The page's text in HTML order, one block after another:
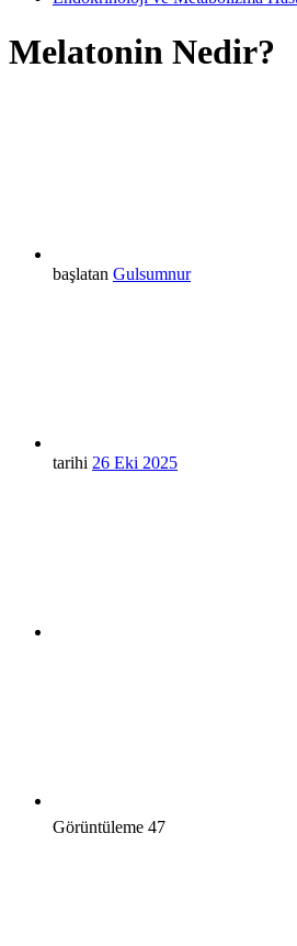
Melatonin Nedir?
başlatan Gulsumnur
tarihi 26 Eki 2025
Görüntüleme 47